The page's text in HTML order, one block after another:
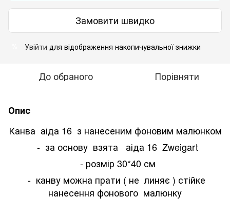
Замовити швидко
Увійти для відображення накопичувальної знижки
До обраного Порівняти
Опис
Канва аіда 16 з нанесеним фоновим малюнком
- за основу взята аіда 16 Zweigart
- розмір 30*40 см
- канву можна прати ( не линяє ) стійке
нанесення фонового малюнку